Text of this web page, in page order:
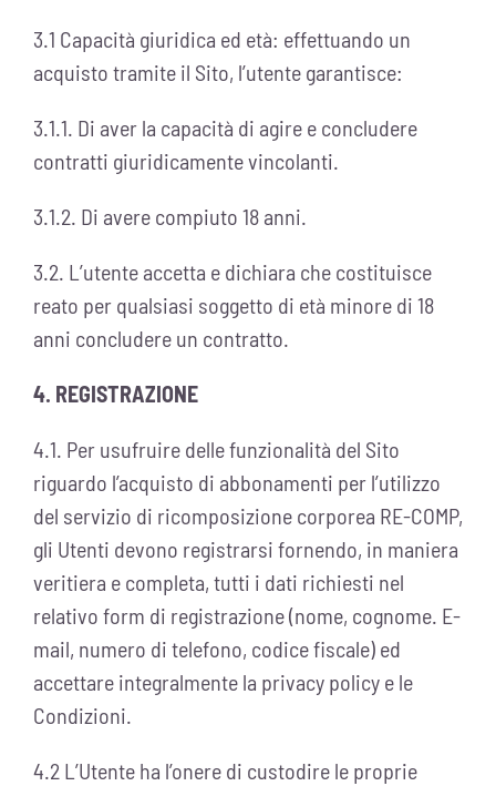
3.1 Capacità giuridica ed età: effettuando un
acquisto tramite il Sito, l’utente garantisce:
3.1.1. Di aver la capacità di agire e concludere
contratti giuridicamente vincolanti.
3.1.2. Di avere compiuto 18 anni.
3.2. L’utente accetta e dichiara che costituisce
reato per qualsiasi soggetto di età minore di 18
anni concludere un contratto.
4. REGISTRAZIONE
4.1. Per usufruire delle funzionalità del Sito
riguardo l’acquisto di abbonamenti per l’utilizzo
del servizio di ricomposizione corporea RE-COMP,
gli Utenti devono registrarsi fornendo, in maniera
veritiera e completa, tutti i dati richiesti nel
relativo form di registrazione (nome, cognome. E-
mail, numero di telefono, codice fiscale) ed
accettare integralmente la privacy policy e le
Condizioni.
4.2 L’Utente ha l’onere di custodire le proprie